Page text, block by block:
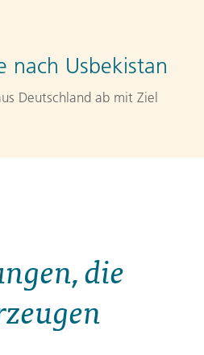
nach Usbekistan
Deutschland ab mit Ziel
die